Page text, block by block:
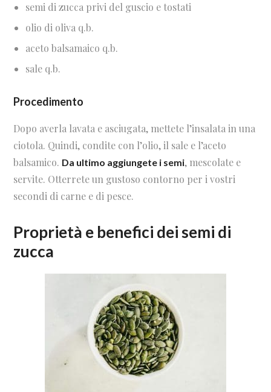
semi di zucca privi del guscio e tostati
olio di oliva q.b.
aceto balsamaico q.b.
sale q.b.
Procedimento
Dopo averla lavata e asciugata, mettete l’insalata in una
ciotola. Quindi, condite con l’olio, il sale e l’aceto
balsamico. Da ultimo aggiungete i semi, mescolate e
servite. Otterrete un gustoso contorno per i vostri
secondi di carne e di pesce.
Proprietà e benefici dei semi di
zucca